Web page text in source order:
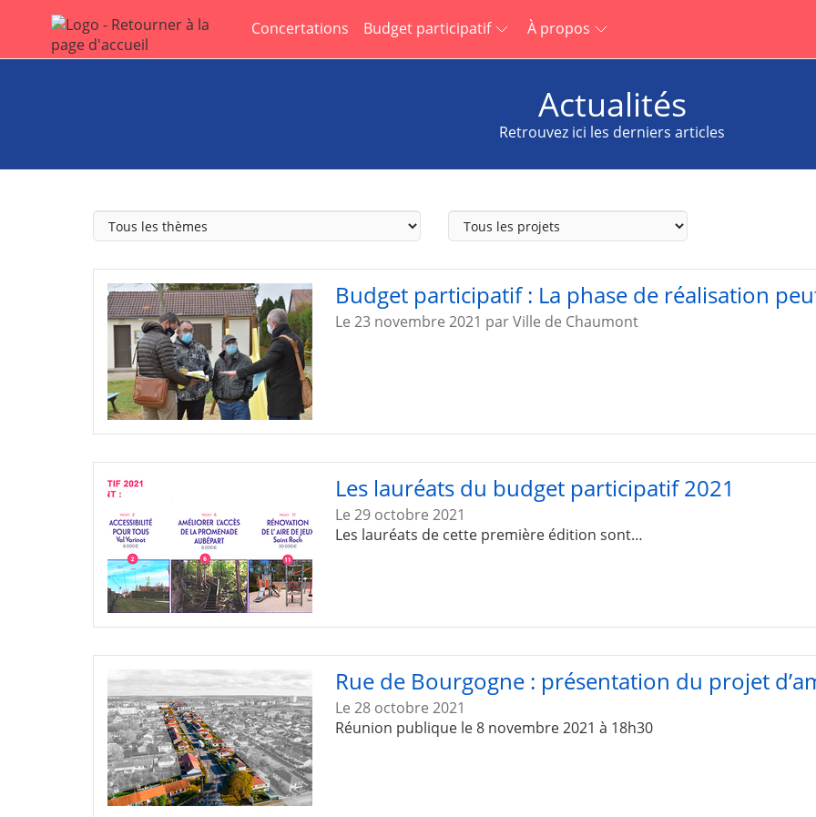
Aller au menu Aller au contenu
Concertations Budget participatif À propos
Actualités
Retrouvez ici les derniers articles
Thème
Projet
participatif
Budget participatif : La phase de réalisation
Le 23 novembre 2021 parVille de Chaumont
Les lauréats du budget participatif 2021
Le 29 octobre 2021
Les lauréats de cette première édition sont…
Rue de Bourgogne : présentation du projet
Le 28 octobre 2021
Réunion publique le 8 novembre 2021 à 18h30